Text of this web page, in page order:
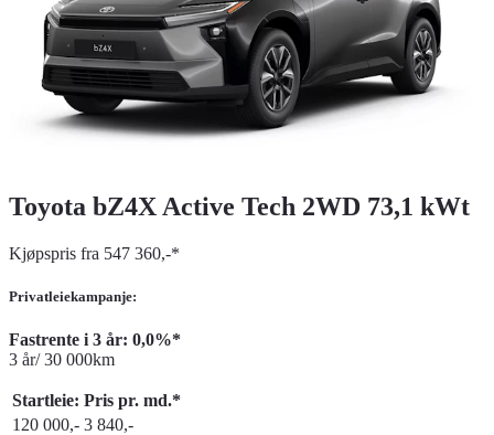
Toyota bZ4X Active Tech 2WD 73,1 kWt
Kjøpspris fra 547 360,-*
Privatleiekampanje:
Fastrente i 3 år: 0,0%*
3 år/ 30 000km
Startleie: Pris pr. md.*
120 000,- 3 840,-